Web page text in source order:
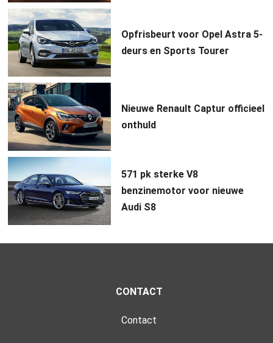
Opfrisbeurt voor Opel Astra 5-
deurs en Sports Tourer
Nieuwe Renault Captur officieel
onthuld
571 pk sterke V8
benzinemotor voor nieuwe
Audi S8
CONTACT
Contact